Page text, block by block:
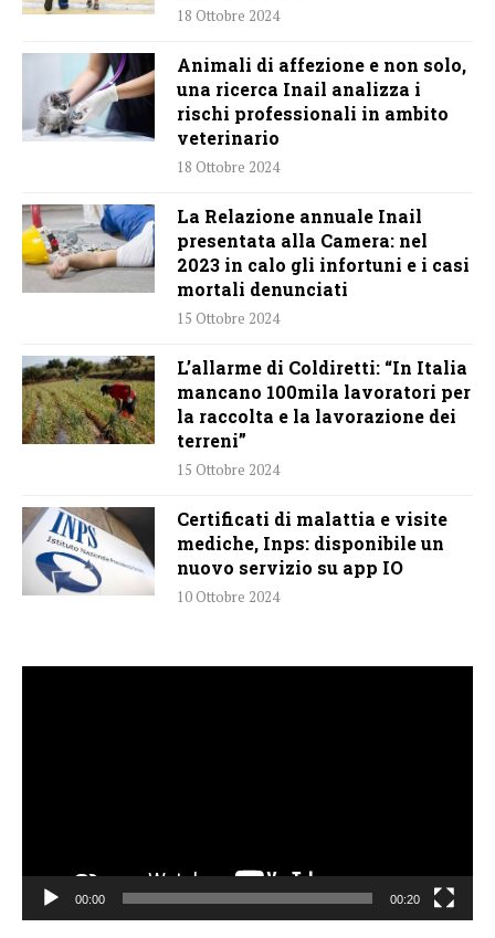
18 Ottobre 2024
Animali di affezione e non solo,
una ricerca Inail analizza i
rischi professionali in ambito
veterinario
18 Ottobre 2024
La Relazione annuale Inail
presentata alla Camera: nel
2023 in calo gli infortuni e i casi
mortali denunciati
15 Ottobre 2024
L’allarme di Coldiretti: “In Italia
mancano 100mila lavoratori per
la raccolta e la lavorazione dei
terreni”
15 Ottobre 2024
Certificati di malattia e visite
mediche, Inps: disponibile un
nuovo servizio su app IO
10 Ottobre 2024
00:00 00:20